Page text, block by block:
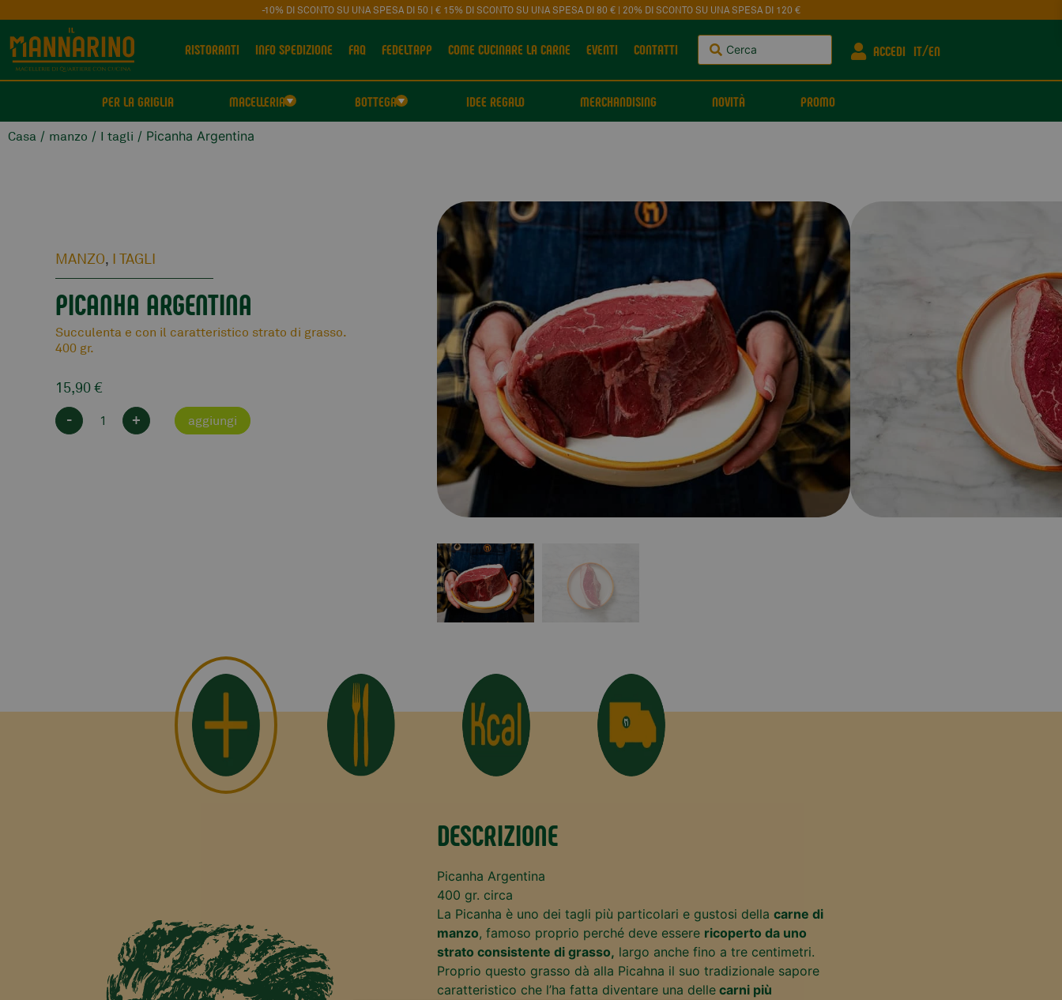
-10% DI SCONTO SU UNA SPESA DI 50 | € 15% DI SCONTO SU UNA SPESA DI 80 € | 20% DI SCONTO SU UNA SPESA DI 120 €
RISTORANTI INFO SPEDIZIONE FAQ FEDELTAPP COME CUCINARE LA CARNE EVENTI CONTATTI ACCEDI IT EN
PER LA GRIGLIA MACELLERIA BOTTEGA IDEE REGALO MERCHANDISING NOVITÀ PROMO
Casa / manzo / I tagli / Picanha Argentina
MANZO, I TAGLI
PICANHA ARGENTINA
Succulenta e con il caratteristico strato di grasso.
400 gr.
15,90€
- + aggiungi
DESCRIZIONE
Picanha Argentina
400 gr. circa
La Picanha è uno dei tagli più particolari e gustosi della carne di
manzo, famoso proprio perché deve essere ricoperto da uno
strato consistente di grasso, largo anche fino a tre centimetri.
Proprio questo grasso dà alla Picahna il suo tradizionale sapore
caratteristico che l’ha fatta diventare una dellecarni più